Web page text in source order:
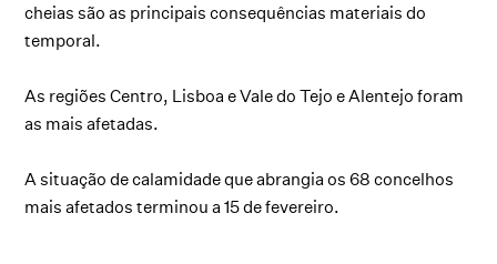
cheias são as principais consequências materiais do
temporal.
As regiões Centro, Lisboa e Vale do Tejo e Alentejo foram
as mais afetadas.
A situação de calamidade que abrangia os 68 concelhos
mais afetados terminou a 15 de fevereiro.